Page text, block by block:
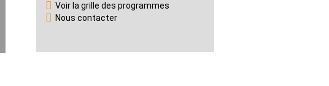
Voir la grille des programmes
Nous contacter